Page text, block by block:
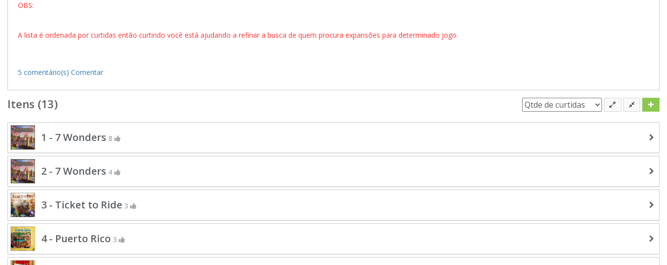
OBS:
A lista é ordenada por curtidas então curtindo você está ajudando a refinar a busca de quem procura expansões para determinado jogo.
5 comentário(s) Comentar
Itens (13)
1 - 7 Wonders 8
2 - 7 Wonders 4
3 - Ticket to Ride 3
4 - Puerto Rico 3